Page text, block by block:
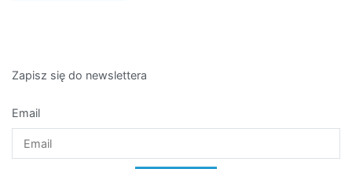
Zapisz się do newslettera
Email